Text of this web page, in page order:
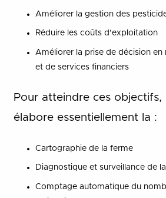
Améliorer la gestion des
Réduire les coûts d’exploitation
Améliorer la prise de décision en
et de services financiers
Pour atteindre ces objectifs,
élabore essentiellement la :
Cartographie de la ferme
Diagnostique et surveillance de
Comptage automatique du